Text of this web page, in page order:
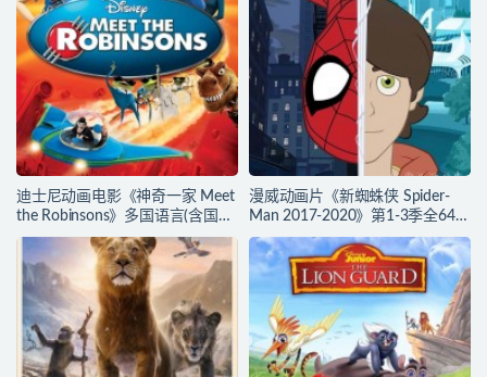
迪士尼动画电影《神奇一家 Meet
the Robinsons》多国语言(含国
语)+多国字幕(含中文) 官方纯净收
藏版 720P/MKV/3.66G 动画片神
奇一家下载
漫威动画片《新蜘蛛侠 Spider-
Man 2017-2020》第1-3季全64集
多国语言(含国语)+多国字幕(含中
文) 官方纯净收藏版
720P/MKV/27.9G 动画片蜘蛛侠
下载